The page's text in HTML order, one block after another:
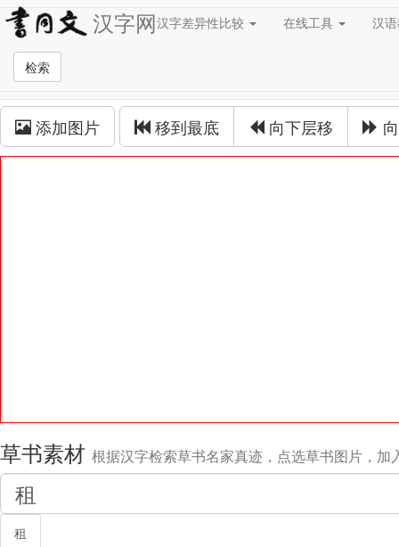
汉字网汉字差异性比较 在线工具 汉
检索
草书在线
添加图片 移到最底 向下层移
草书素材 根据汉字检索草书名家真迹，点选草书图片，加
租